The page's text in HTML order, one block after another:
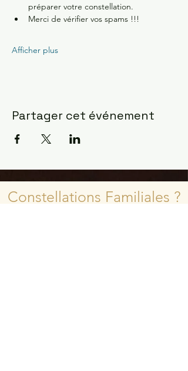
préparer votre constellation.
Merci de vérifier vos spams !!!
Afficher plus
Partager cet événement
Constellations Familiales ?